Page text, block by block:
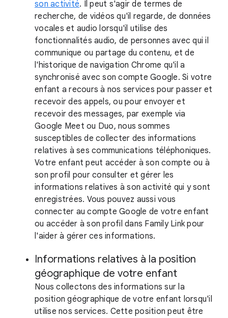
son activité. Il peut s'agir de termes de
recherche, de vidéos qu'il regarde, de données
vocales et audio lorsqu'il utilise des
fonctionnalités audio, de personnes avec qui il
communique ou partage du contenu, et de
l'historique de navigation Chrome qu'il a
synchronisé avec son compte Google. Si votre
enfant a recours à nos services pour passer et
recevoir des appels, ou pour envoyer et
recevoir des messages, par exemple via
Google Meet ou Duo, nous sommes
susceptibles de collecter des informations
relatives à ses communications téléphoniques.
Votre enfant peut accéder à son compte ou à
son profil pour consulter et gérer les
informations relatives à son activité qui y sont
enregistrées. Vous pouvez aussi vous
connecter au compte Google de votre enfant
ou accéder à son profil dans Family Link pour
l'aider à gérer ces informations.
Informations relatives à la position
géographique de votre enfant
Nous collectons des informations sur la
position géographique de votre enfant lorsqu'il
utilise nos services. Cette position peut être